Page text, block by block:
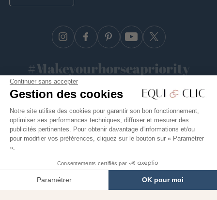
Continuer sans accepter
Gestion des cookies
Notre site utilise des cookies pour garantir son bon fonctionnement,
optimiser ses performances techniques, diffuser et mesurer des
publicités pertinentes. Pour obtenir davantage d'informations et/ou
pour modifier vos préférences, cliquez sur le bouton sur « Paramétrer
».
Consentements certifiés par
Paramétrer OK pour moi
Facebook Twitter
YouTube
Pinterest
Instagram
#Makeyourhorseapriority
🫶
Equiclic © 2026
Conditions générales de vente
Gestion des cookies